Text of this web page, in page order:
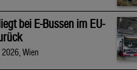
bei E-Bussen im EU-
Wien